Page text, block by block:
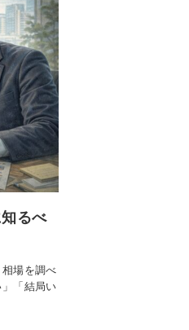
るべ
場を調べ
「結局い